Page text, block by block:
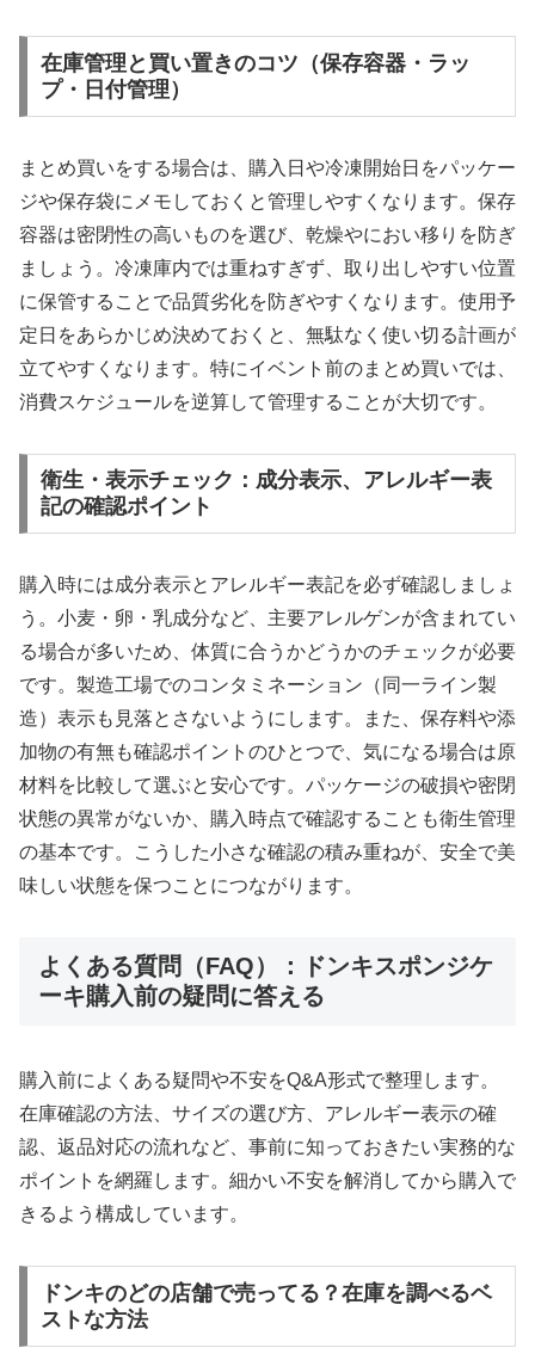
在庫管理と買い置きのコツ（保存容器・ラッ
プ・日付管理）
まとめ買いをする場合は、購入日や冷凍開始日をパッケー
ジや保存袋にメモしておくと管理しやすくなります。保存
容器は密閉性の高いものを選び、乾燥やにおい移りを防ぎ
ましょう。冷凍庫内では重ねすぎず、取り出しやすい位置
に保管することで品質劣化を防ぎやすくなります。使用予
定日をあらかじめ決めておくと、無駄なく使い切る計画が
立てやすくなります。特にイベント前のまとめ買いでは、
消費スケジュールを逆算して管理することが大切です。
衛生・表示チェック：成分表示、アレルギー表
記の確認ポイント
購入時には成分表示とアレルギー表記を必ず確認しましょ
う。小麦・卵・乳成分など、主要アレルゲンが含まれてい
る場合が多いため、体質に合うかどうかのチェックが必要
です。製造工場でのコンタミネーション（同一ライン製
造）表示も見落とさないようにします。また、保存料や添
加物の有無も確認ポイントのひとつで、気になる場合は原
材料を比較して選ぶと安心です。パッケージの破損や密閉
状態の異常がないか、購入時点で確認することも衛生管理
の基本です。こうした小さな確認の積み重ねが、安全で美
味しい状態を保つことにつながります。
よくある質問（FAQ）：ドンキスポンジケ
ーキ購入前の疑問に答える
購入前によくある疑問や不安をQ&A形式で整理します。
在庫確認の方法、サイズの選び方、アレルギー表示の確
認、返品対応の流れなど、事前に知っておきたい実務的な
ポイントを網羅します。細かい不安を解消してから購入で
きるよう構成しています。
ドンキのどの店舗で売ってる？在庫を調べるベ
ストな方法